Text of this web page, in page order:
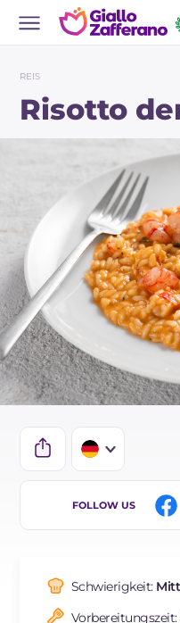
REIS
Risotto
IT
ES
FOLLOW US
Schwierigkeit:
Vorbereitungszeit: